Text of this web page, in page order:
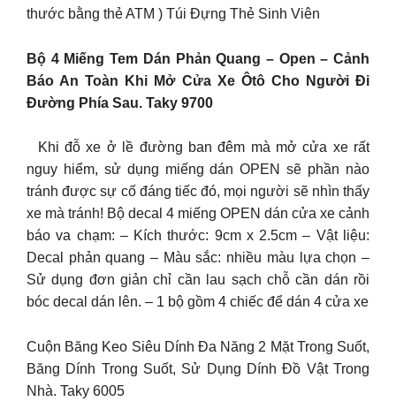
thước bằng thẻ ATM ) Túi Đựng Thẻ Sinh Viên
Bộ 4 Miếng Tem Dán Phản Quang – Open – Cảnh
Báo An Toàn Khi Mở Cửa Xe Ôtô Cho Người Đi
Đường Phía Sau. Taky 9700
Khi đỗ xe ở lề đường ban đêm mà mở cửa xe rất
nguy hiểm, sử dụng miếng dán OPEN sẽ phần nào
tránh được sự cố đáng tiếc đó, mọi người sẽ nhìn thấy
xe mà tránh! Bộ decal 4 miếng OPEN dán cửa xe cảnh
báo va chạm: – Kích thước: 9cm x 2.5cm – Vật liệu:
Decal phản quang – Màu sắc: nhiều màu lựa chọn –
Sử dụng đơn giản chỉ cần lau sạch chỗ cần dán rồi
bóc decal dán lên. – 1 bộ gồm 4 chiếc để dán 4 cửa xe
Cuộn Băng Keo Siêu Dính Đa Năng 2 Mặt Trong Suốt,
Băng Dính Trong Suốt, Sử Dụng Dính Đồ Vật Trong
Nhà. Taky 6005